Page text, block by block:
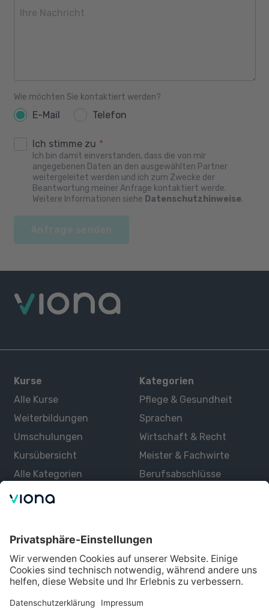
Wie möchten Sie kontaktiert werden?
E-Mail Telefon
Ich stimme zu *
Ich bin damit einverstanden, dass die von mir
angegebenen Daten an den ausgewählten Partner
weitergeleitet werden und ich zum Zwecke der
Beantwortung meiner Anfrage kontaktiert werde.
Weitere Informationen siehe Datenschutzhinweise.
Kurse
Alle Kurse
Weiterbildungen
Umschulungen
Kursübersicht
Alle Kategorien
Kategorien
Pflege & Gesundheit
Sprachen
Wirtschaft & Recht
Meister & Fachwirte
Berufsabschlüsse
Über uns
Lernen mit Viona
Alle Partner
Partner werden